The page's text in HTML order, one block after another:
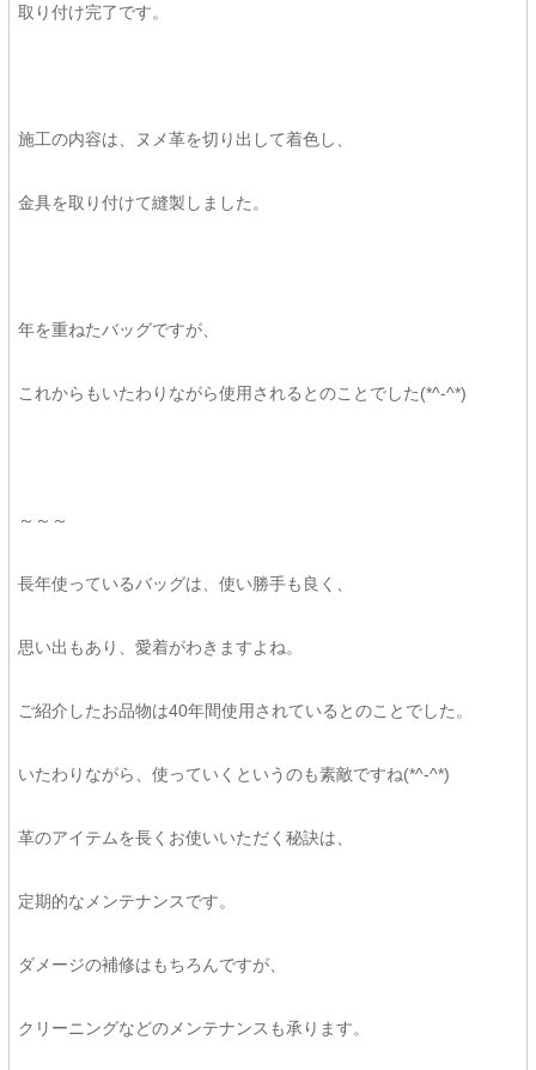
取り付け完了です。
施工の内容は、ヌメ革を切り出して着色し、
金具を取り付けて縫製しました。
年を重ねたバッグですが、
これからもいたわりながら使用されるとのことでした(*^-^*)
～～～
長年使っているバッグは、使い勝手も良く、
思い出もあり、愛着がわきますよね。
ご紹介したお品物は40年間使用されているとのことでした。
いたわりながら、使っていくというのも素敵ですね(*^-^*)
革のアイテムを長くお使いいただく秘訣は、
定期的なメンテナンスです。
ダメージの補修はもちろんですが、
クリーニングなどのメンテナンスも承ります。